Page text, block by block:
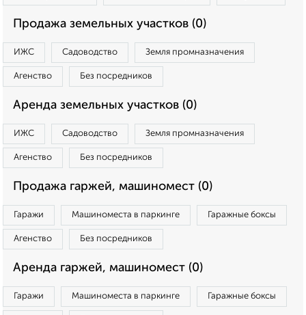
Продажа земельных участков (0)
ИЖС Садоводство Земля промназначения
Агенство Без посредников
Аренда земельных участков (0)
ИЖС Садоводство Земля промназначения
Агенство Без посредников
Продажа гаржей, машиномест (0)
Гаражи Машиноместа в паркинге Гаражные боксы
Агенство Без посредников
Аренда гаржей, машиномест (0)
Гаражи Машиноместа в паркинге Гаражные боксы